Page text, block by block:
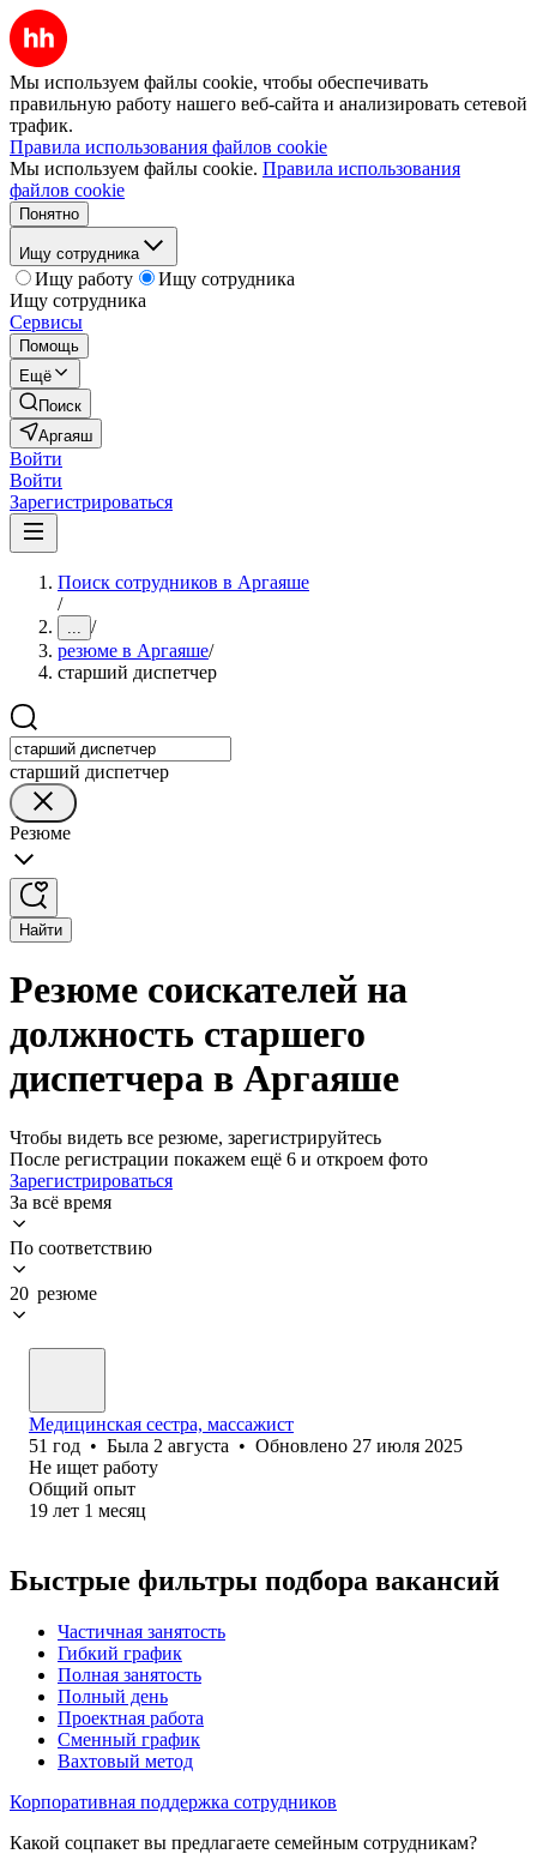
Мы используем файлы cookie, чтобы обеспечивать
правильную работу нашего веб-сайта и анализировать сетевой
трафик.
Правила использования файлов cookie
Мы используем файлы cookie. Правила использования
файлов cookie
Понятно
Ищу сотрудника
Ищу работу
Ищу сотрудника
Ищу сотрудника
Сервисы
Помощь
Ещё
Поиск
Аргаяш
Войти
Войти
Зарегистрироваться
Поиск сотрудников в Аргаяше
/
... /
резюме в Аргаяше/
старший диспетчер
старший диспетчер
Резюме
Найти
Резюме соискателей на
должность старшего
диспетчера в Аргаяше
Чтобы видеть все резюме, зарегистрируйтесь
После регистрации покажем ещё 6 и откроем фото
Зарегистрироваться
За всё время
По соответствию
20 резюме
Медицинская сестра, массажист
51 год • Была 2 августа • Обновлено 27 июля 2025
Не ищет работу
Общий опыт
19 лет 1 месяц
Быстрые фильтры подбора вакансий
Частичная занятость
Гибкий график
Полная занятость
Полный день
Проектная работа
Сменный график
Вахтовый метод
Корпоративная поддержка сотрудников
Какой соцпакет вы предлагаете семейным сотрудникам?